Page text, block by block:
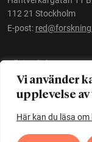
Vi använder
upplevelse
Här kan du läsa
112 21 Stockholm
E-post:
Tillgänglighet
Ett initiativ av